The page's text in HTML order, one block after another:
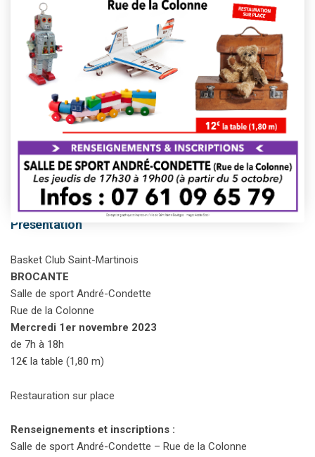
This event has passed.
Présentation
Basket Club Saint-Martinois
BROCANTE
Salle de sport André-Condette
Rue de la Colonne
Mercredi 1er novembre 2023
de 7h à 18h
12€ la table (1,80 m)
Restauration sur place
Renseignements et inscriptions :
Salle de sport André-Condette – Rue de la Colonne